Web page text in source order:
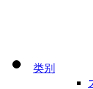
类别